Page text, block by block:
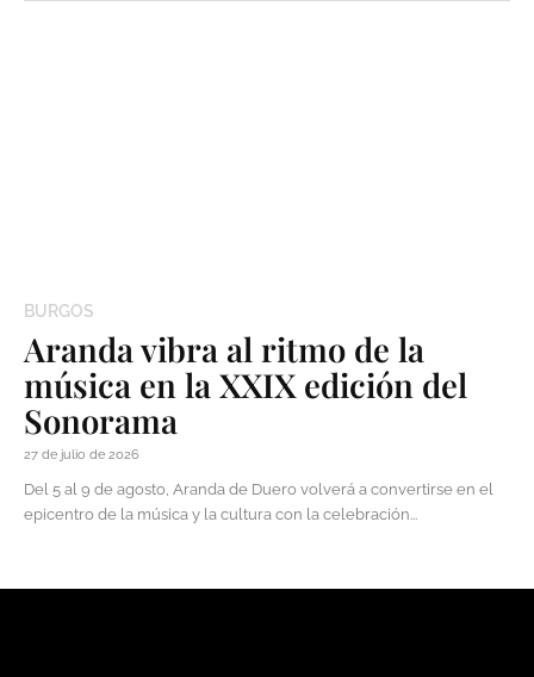
BURGOS
Aranda vibra al ritmo de la
música en la XXIX edición del
Sonorama
27 de julio de 2026
Del 5 al 9 de agosto, Aranda de Duero volverá a convertirse en el
epicentro de la música y la cultura con la celebración...